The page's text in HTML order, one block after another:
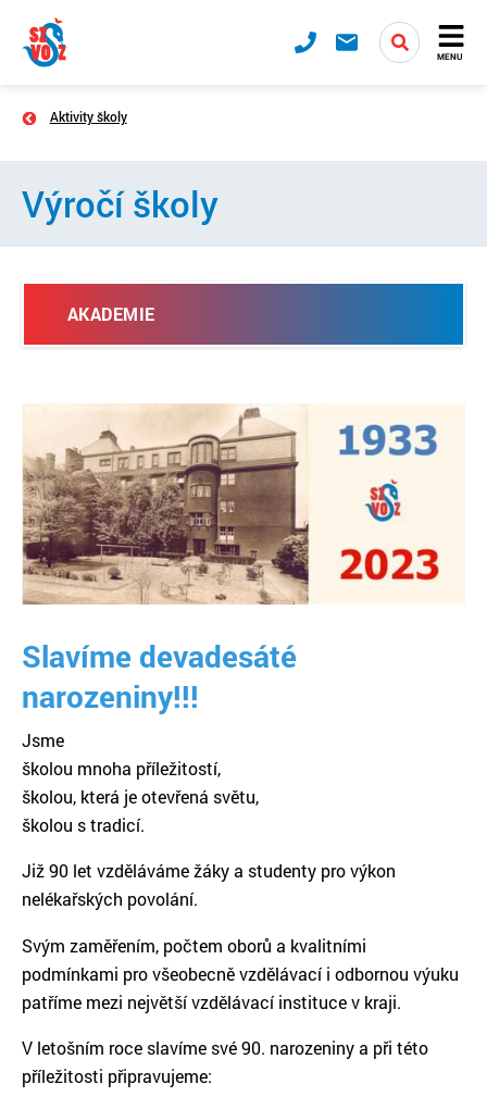
MENU
Aktivity školy
Výročí školy
AKADEMIE
Slavíme devadesáté
narozeniny!!!
Jsme
školou mnoha příležitostí,
školou, která je otevřená světu,
školou s tradicí.
Již 90 let vzděláváme žáky a studenty pro výkon
nelékařských povolání.
Svým zaměřením, počtem oborů a kvalitními
podmínkami pro všeobecně vzdělávací i odbornou výuku
patříme mezi největší vzdělávací instituce v kraji.
V letošním roce slavíme své 90. narozeniny a při této
příležitosti připravujeme: